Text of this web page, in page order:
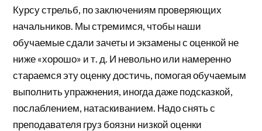
Курсу стрельб, по заключениям проверяющих
начальников. Мы стремимся, чтобы наши
обучаемые сдали зачеты и экзамены с оценкой не
ниже «хорошо» и т. д. И невольно или намеренно
стараемся эту оценку достичь, помогая обучаемым
выполнить упражнения, иногда даже подсказкой,
послаблением, натаскиванием. Надо снять с
преподавателя груз боязни низкой оценки